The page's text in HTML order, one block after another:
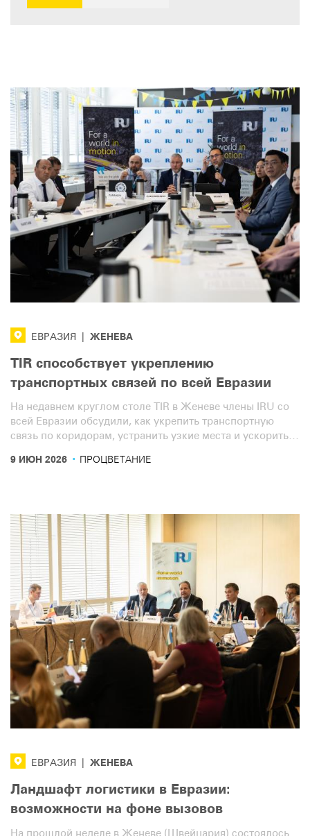
ЕВРАЗИЯ | ЖЕНЕВА
TIR способствует укреплению
транспортных связей по всей Евразии
На недавнем круглом столе TIR в Женеве члены IRU со
всей Евразии обсудили, как укрепить транспортную
связь по коридорам, устранить узкие места и ускорить
9 ИЮН 2026 · ПРОЦВЕТАНИЕ
ЕВРАЗИЯ ЖЕНЕВА
Ландшафт логистики в Евразии:
возможности на фоне вызовов
На прошлой неделе в Женеве (Швейцария) состоялось